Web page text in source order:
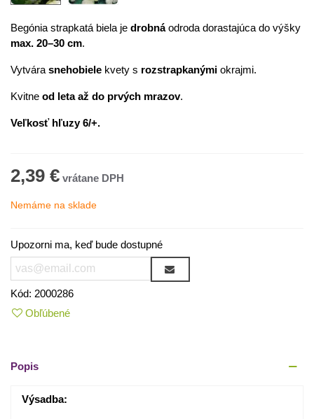
Begónia strapkatá biela je drobnáodroda dorastajúca do výšky
max. 20–30 cm.
Vytvára snehobiele kvety s rozstrapkanými okrajmi.
Kvitne od leta až do prvých mrazov.
Veľkosť hľuzy 6/+.
2,39 €
Nemáme na sklade
Upozorni ma, keď bude dostupné
Kód: 2000286
Obľúbené
Popis
Výsadba: